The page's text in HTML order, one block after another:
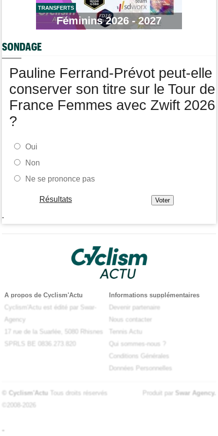
Dorian Godon a fini le Tour avec quatre côtes fracturées
Cyclism’Actu recrute rédacteurs… toutes les informations ici !
Tour de France Femmes
TRANSFERTS
Féminins 2026 - 2027
SONDAGE
Pauline Ferrand-Prévot peut-elle
conserver son titre sur le Tour de
France Femmes avec Zwift 2026
?
Oui
Non
Ne se prononce pas
Résultats
-
A propos de Cyclism'Actu
Cyclism'Actu est édité par Swar-
Agency
17 rue de la Suarlée, 5080 Rhisnes
SPRLS BE 0836.273.820
Informations supplémentaires
Devenir partenaire
Nous contacter
Tennis Actu
Qui sommes-nous ?
Conditions Générales
Données Personnelles
© Cyclism'Actu Tous droits réservés
©2008-2026
Produit par Swar Agency.
-